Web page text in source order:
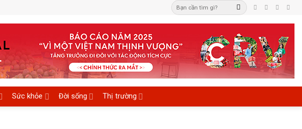
Sức khỏe Đời sống Thị trường